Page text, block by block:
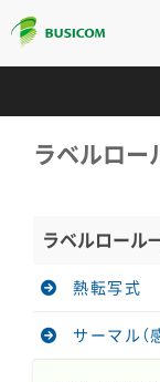
ラベルロー
ラベルロール
熱転写式
サーマル（